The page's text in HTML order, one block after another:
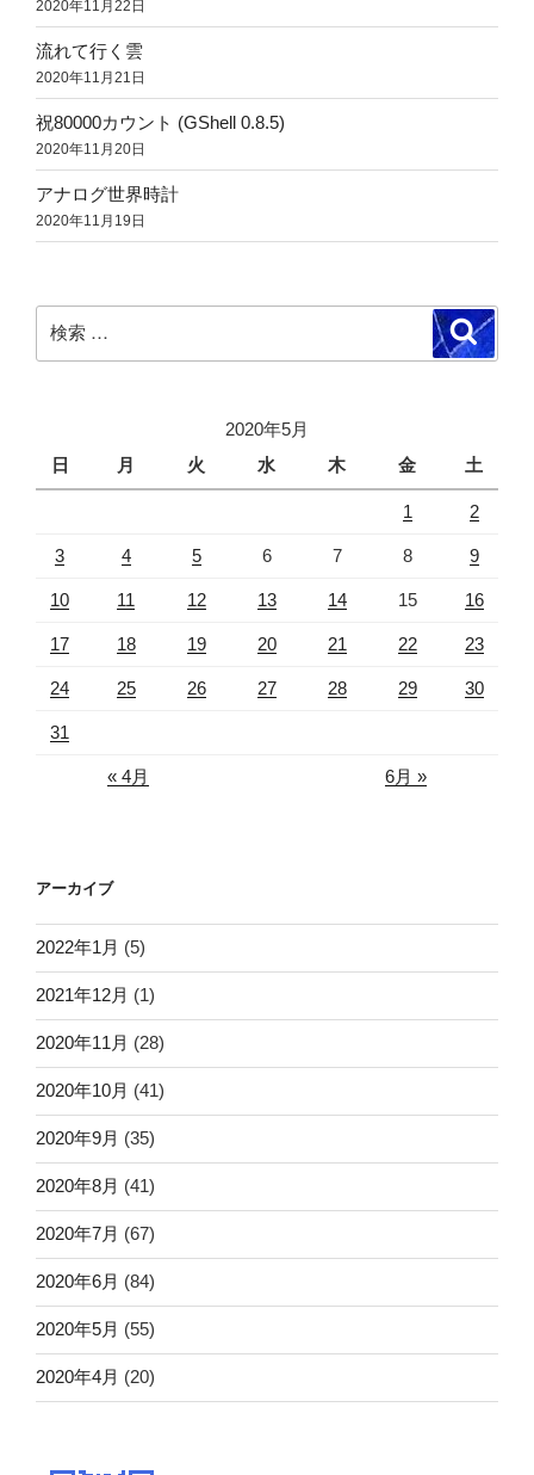
2020年11月22日
流れて行く雲
2020年11月21日
祝80000カウント (GShell 0.8.5)
2020年11月20日
アナログ世界時計
2020年11月19日
索:
検
索
2020年5月
日
月 火 水 木 金 土
1 2
3 4 5 6 7 8 9
10 11 12 13 14 15 16
17 18 19 20 21 22 23
24 25 26 27 28 29 30
31
« 4月 6月 »
アーカイブ
2022年1月 (5)
2021年12月 (1)
2020年11月 (28)
2020年10月 (41)
2020年9月 (35)
2020年8月 (41)
2020年7月 (67)
2020年6月 (84)
2020年5月 (55)
2020年4月 (20)